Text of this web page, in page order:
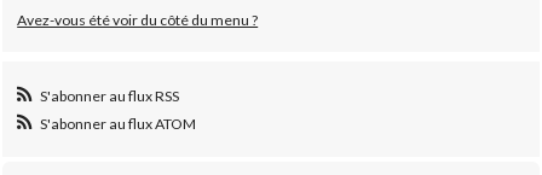
Avez-vous été voir du côté du menu ?
S'abonner au flux RSS
S'abonner au flux ATOM